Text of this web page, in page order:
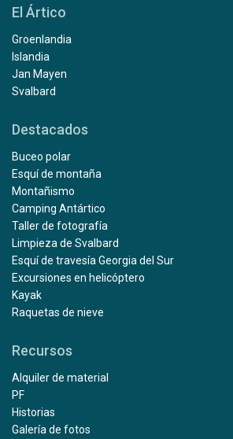
El Ártico
Groenlandia
Islandia
Jan Mayen
Svalbard
Destacados
Buceo polar
Esquí de montaña
Montañismo
Camping Antártico
Taller de fotografía
Limpieza de Svalbard
Esquí de travesía Georgia del Sur
Excursiones en helicóptero
Kayak
Raquetas de nieve
Recursos
Alquiler de material
PF
Historias
Galería de fotos